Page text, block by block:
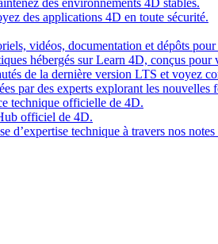
des environnements 4D stables.
des applications 4D en toute sécurité.
vidéos, documentation et dépôts
hébergés sur Learn 4D, conçus
de la dernière version LTS et voyez
par des experts explorant les
technique officielle de 4D.
officiel de 4D.
d’expertise technique à travers nos